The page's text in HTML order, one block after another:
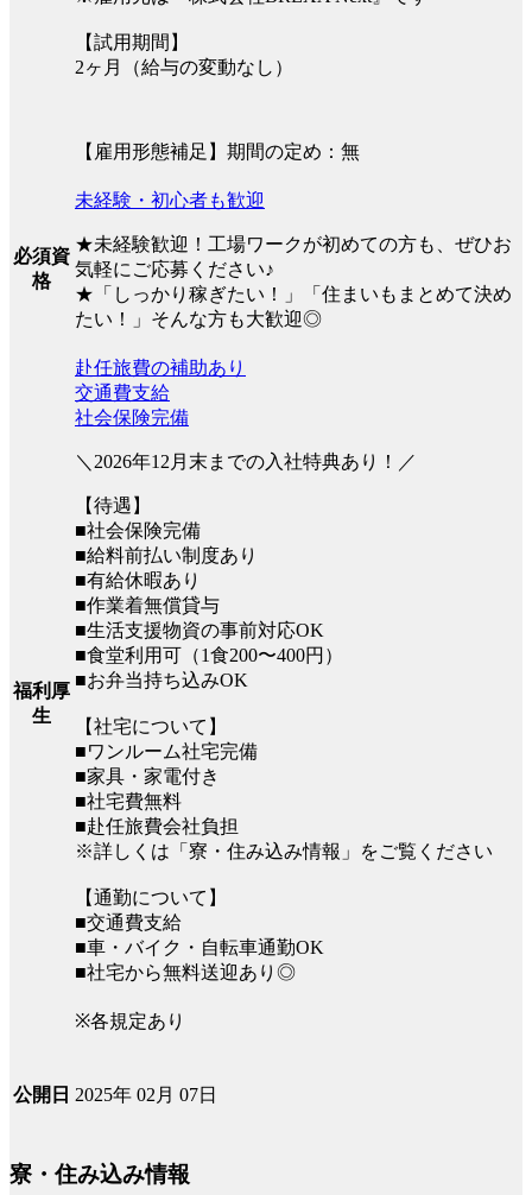
【試用期間】
2ヶ月（給与の変動なし）
【雇用形態補足】期間の定め：無
必須資
格
未経験・初心者も歓迎
★未経験歓迎！工場ワークが初めての方も、ぜひお
気軽にご応募ください♪
★「しっかり稼ぎたい！」「住まいもまとめて決め
たい！」そんな方も大歓迎◎
福利厚
生
赴任旅費の補助あり
交通費支給
社会保険完備
＼2026年12月末までの入社特典あり！／
【待遇】
■社会保険完備
■給料前払い制度あり
■有給休暇あり
■作業着無償貸与
■生活支援物資の事前対応OK
■食堂利用可（1食200〜400円）
■お弁当持ち込みOK
【社宅について】
■ワンルーム社宅完備
■家具・家電付き
■社宅費無料
■赴任旅費会社負担
※詳しくは「寮・住み込み情報」をご覧ください
【通勤について】
■交通費支給
■車・バイク・自転車通勤OK
■社宅から無料送迎あり◎
※各規定あり
公開日 2025年 02月 07日
寮・住み込み情報